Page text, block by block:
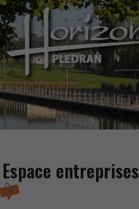
Espace entreprises